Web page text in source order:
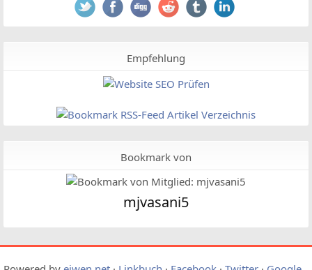
Empfehlung
Bookmark von
mjvasani5